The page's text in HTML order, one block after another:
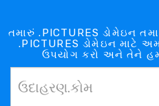
તમારું .PICTURES ડોમેઇન
.PICTURES ડોમેઇન માટે
ઉપયોગ કરો અને તેને